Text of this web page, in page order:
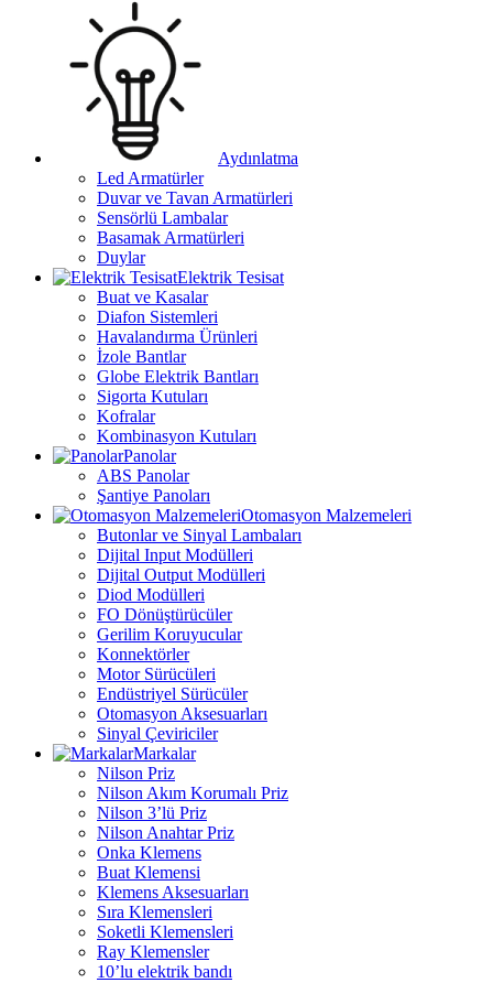
Aydınlatma
Led Armatürler
Duvar ve Tavan Armatürleri
Sensörlü Lambalar
Basamak Armatürleri
Duylar
Elektrik Tesisat
Buat ve Kasalar
Diafon Sistemleri
Havalandırma Ürünleri
İzole Bantlar
Globe Elektrik Bantları
Sigorta Kutuları
Kofralar
Kombinasyon Kutuları
Panolar
ABS Panolar
Şantiye Panoları
Otomasyon Malzemeleri
Butonlar ve Sinyal Lambaları
Dijital Input Modülleri
Dijital Output Modülleri
Diod Modülleri
FO Dönüştürücüler
Gerilim Koruyucular
Konnektörler
Motor Sürücüleri
Endüstriyel Sürücüler
Otomasyon Aksesuarları
Sinyal Çeviriciler
Markalar
Nilson Priz
Nilson Akım Korumalı Priz
Nilson 3’lü Priz
Nilson Anahtar Priz
Onka Klemens
Buat Klemensi
Klemens Aksesuarları
Sıra Klemensleri
Soketli Klemensleri
Ray Klemensler
10’lu elektrik bandı